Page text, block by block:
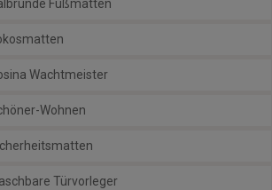
Fußmatten
Wachtmeister
Wohnen
Türvorleger